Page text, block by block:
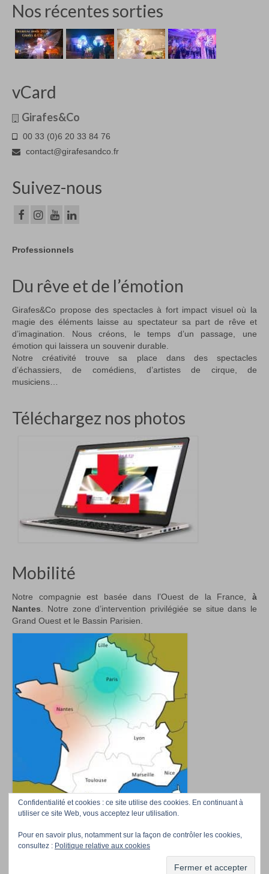
Nos récentes sorties
vCard
Girafes&Co
00 33 (0)6 20 33 84 76
contact@girafesandco.fr
Suivez-nous
Professionnels
Confidentialité et cookies : ce site utilise des cookies. En continuant à
utiliser ce site Web, vous acceptez leur utilisation.
Pour en savoir plus, notamment sur la façon de contrôler les cookies,
consultez : Politique relative aux cookies
Du rêve et de l’émotion
Girafes&Co propose des spectacles à fort impact visuel où la
magie des éléments laisse au spectateur sa part de rêve et
d’imagination. Nous créons, le temps d’un passage, une
émotion qui laissera un souvenir durable.
Notre créativité trouve sa place dans des spectacles
d’échassiers, de comédiens, d’artistes de cirque, de
musiciens…
Téléchargez nos photos
Mobilité
Notre compagnie est basée dans l’Ouest de la France, à
Nantes. Notre zone d’intervention privilégiée se situe dans le
Grand Ouest et le Bassin Parisien.
Accueil Téléchargez nos photos Professionnels/Event managers Contact